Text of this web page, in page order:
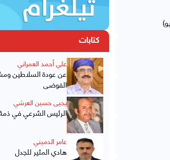
كتابات
علي أحمد العمراني
عن عودة السلاطين
الفوضى
يحيى حسين العرشي
الرئيس الشرعي في ذمة
عامر الدميني
هادي المثير للجدل